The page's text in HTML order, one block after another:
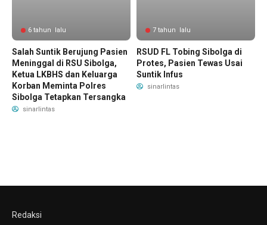
6 tahun lalu
Salah Suntik Berujung Pasien
Meninggal di RSU Sibolga,
Ketua LKBHS dan Keluarga
Korban Meminta Polres
Sibolga Tetapkan Tersangka
sinarlintas
7 tahun lalu
RSUD FL Tobing Sibolga di
Protes, Pasien Tewas Usai
Suntik Infus
sinarlintas
Redaksi